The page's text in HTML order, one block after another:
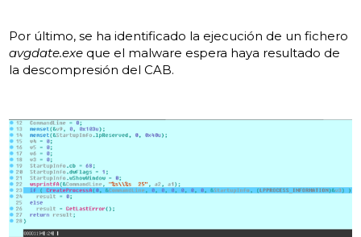
Por último, se ha identificado la ejecución de un fichero
avgdate.exe que el malware espera haya resultado de
la descompresión del CAB.